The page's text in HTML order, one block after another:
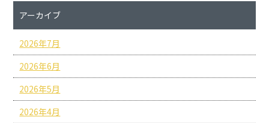
アーカイブ
2026年7月
2026年6月
2026年5月
2026年4月